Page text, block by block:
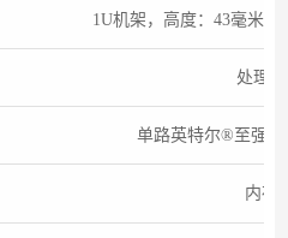
1U机架，高度：43毫米，
处理器
单路英特尔®至强®
内存